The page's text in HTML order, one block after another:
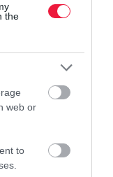
the
web or
to